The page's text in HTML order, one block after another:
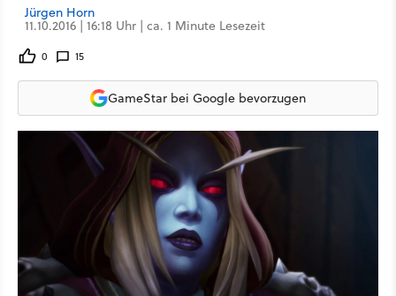
Jürgen Horn
11.10.2016 | 16:18 Uhr | ca. 1 Minute Lesezeit
0 15
GameStar bei Google bevorzugen